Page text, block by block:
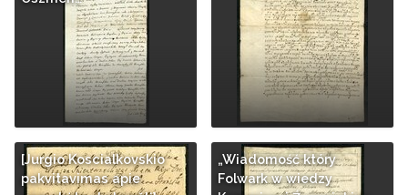
[Jurgio Koscialkovskio
pakvitavimas apie
„Wiadomość który
Folwark w wiedzy